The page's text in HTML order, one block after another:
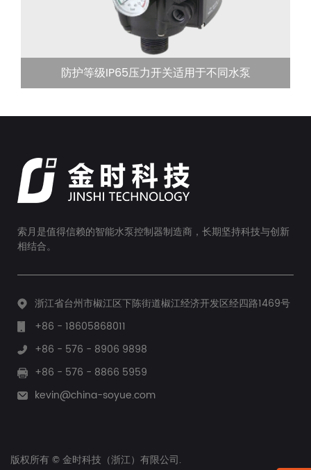
防护等级IP65压力开关适用于不同水泵
索月是值得信赖的智能水泵控制器制造商，长期坚持科技与创新
相结合。
浙江省台州市椒江区下陈街道椒江经济开发区经四路1469号
+86 - 18605868011
+86 - 576 - 8906 9898
+86 - 576 - 8866 5959
kevin@china-soyue.com
版权所有 © 金时科技（浙江）有限公司.